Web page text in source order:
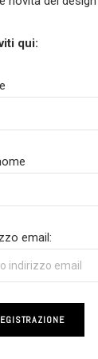
qui:
email: